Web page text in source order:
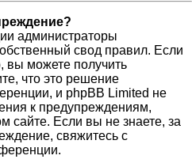
администраторы
свод правил. Если
вы можете получить
что это решение
и phpBB Limited не
к предупреждениям,
сайте. Если вы не знаете, за
свяжитесь с